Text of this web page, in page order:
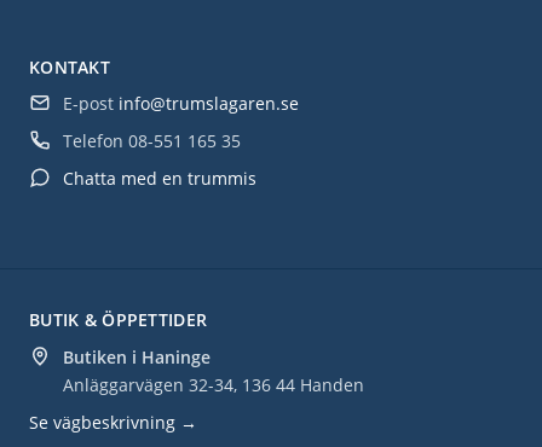
BUTIK & ÖPPETTIDER
Butiken i Haninge
Anläggarvägen 32-34, 136 44 Handen
Se vägbeskrivning →
KONTAKT
E-post info@trumslagaren.se
Telefon 08-551 165 35
Chatta med en trummis